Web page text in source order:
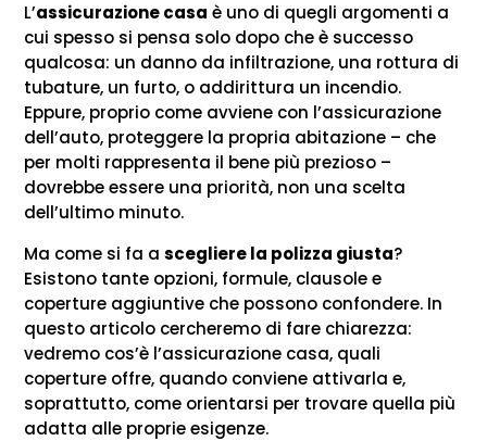
L’assicurazione casa è uno di quegli argomenti a
cui spesso si pensa solo dopo che è successo
qualcosa: un danno da infiltrazione, una rottura di
tubature, un furto, o addirittura un incendio.
Eppure, proprio come avviene con l’assicurazione
dell’auto, proteggere la propria abitazione – che
per molti rappresenta il bene più prezioso –
dovrebbe essere una priorità, non una scelta
dell’ultimo minuto.
Ma come si fa ascegliere la polizza giusta?
Esistono tante opzioni, formule, clausole e
coperture aggiuntive che possono confondere. In
questo articolo cercheremo di fare chiarezza:
vedremo cos’è l’assicurazione casa, quali
coperture offre, quando conviene attivarla e,
soprattutto, come orientarsi per trovare quella più
adatta alle proprie esigenze.